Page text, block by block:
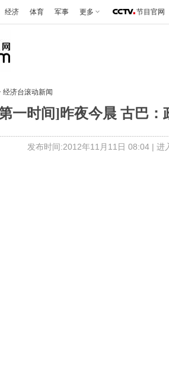
经济 体育 军事 更多 节目官网
经济台滚动新闻
一时间]昨夜今晨 古巴：
发布时间:2012年11月11日 08:04 | 进